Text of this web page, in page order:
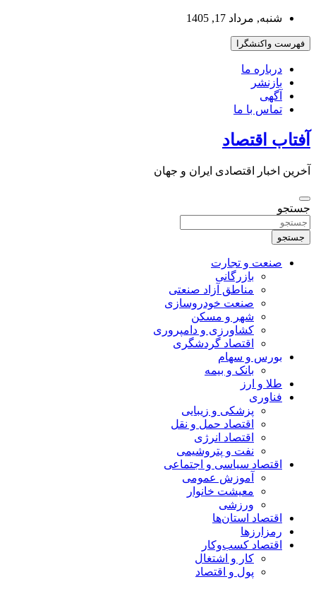
بروید
شنبه, مرداد 17, 1405
فهرست واکنشگرا
درباره ما
بازنشر
آگهی
تماس با ما
آفتاب اقتصاد
آخرین اخبار اقتصادی ایران و جهان
جستجو
جستجو
صنعت و تجارت
بازرگانی
مناطق آزاد صنعتی
صنعت خودروسازی
شهر و مسکن
کشاورزی و دامپروری
اقتصاد گردشگری
بورس و سهام
بانک و بیمه
طلا و ارز
فناوری
پزشکی و زیبایی
اقتصاد حمل و نقل
اقتصاد انرژی
نفت و پتروشیمی
اقتصاد سیاسی و اجتماعی
آموزش عمومی
معیشت خانوار
ورزشی
اقتصاد استان‌ها
رمزارزها
اقتصاد کسب‌و‌کار
کار و اشتغال
پول و اقتصاد